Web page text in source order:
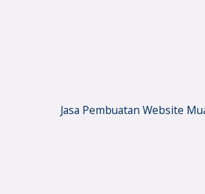
Jasa Pembuatan Website